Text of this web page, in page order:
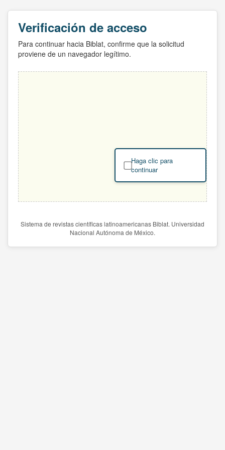
Verificación de acceso
Para continuar hacia Biblat, confirme que la solicitud
proviene de un navegador legítimo.
Haga clic para
continuar
Sistema de revistas científicas latinoamericanas Biblat. Universidad
Nacional Autónoma de México.